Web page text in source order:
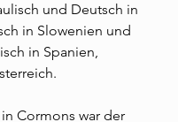
und Deutsch in
in Slowenien und
in Spanien,
Cormons war der